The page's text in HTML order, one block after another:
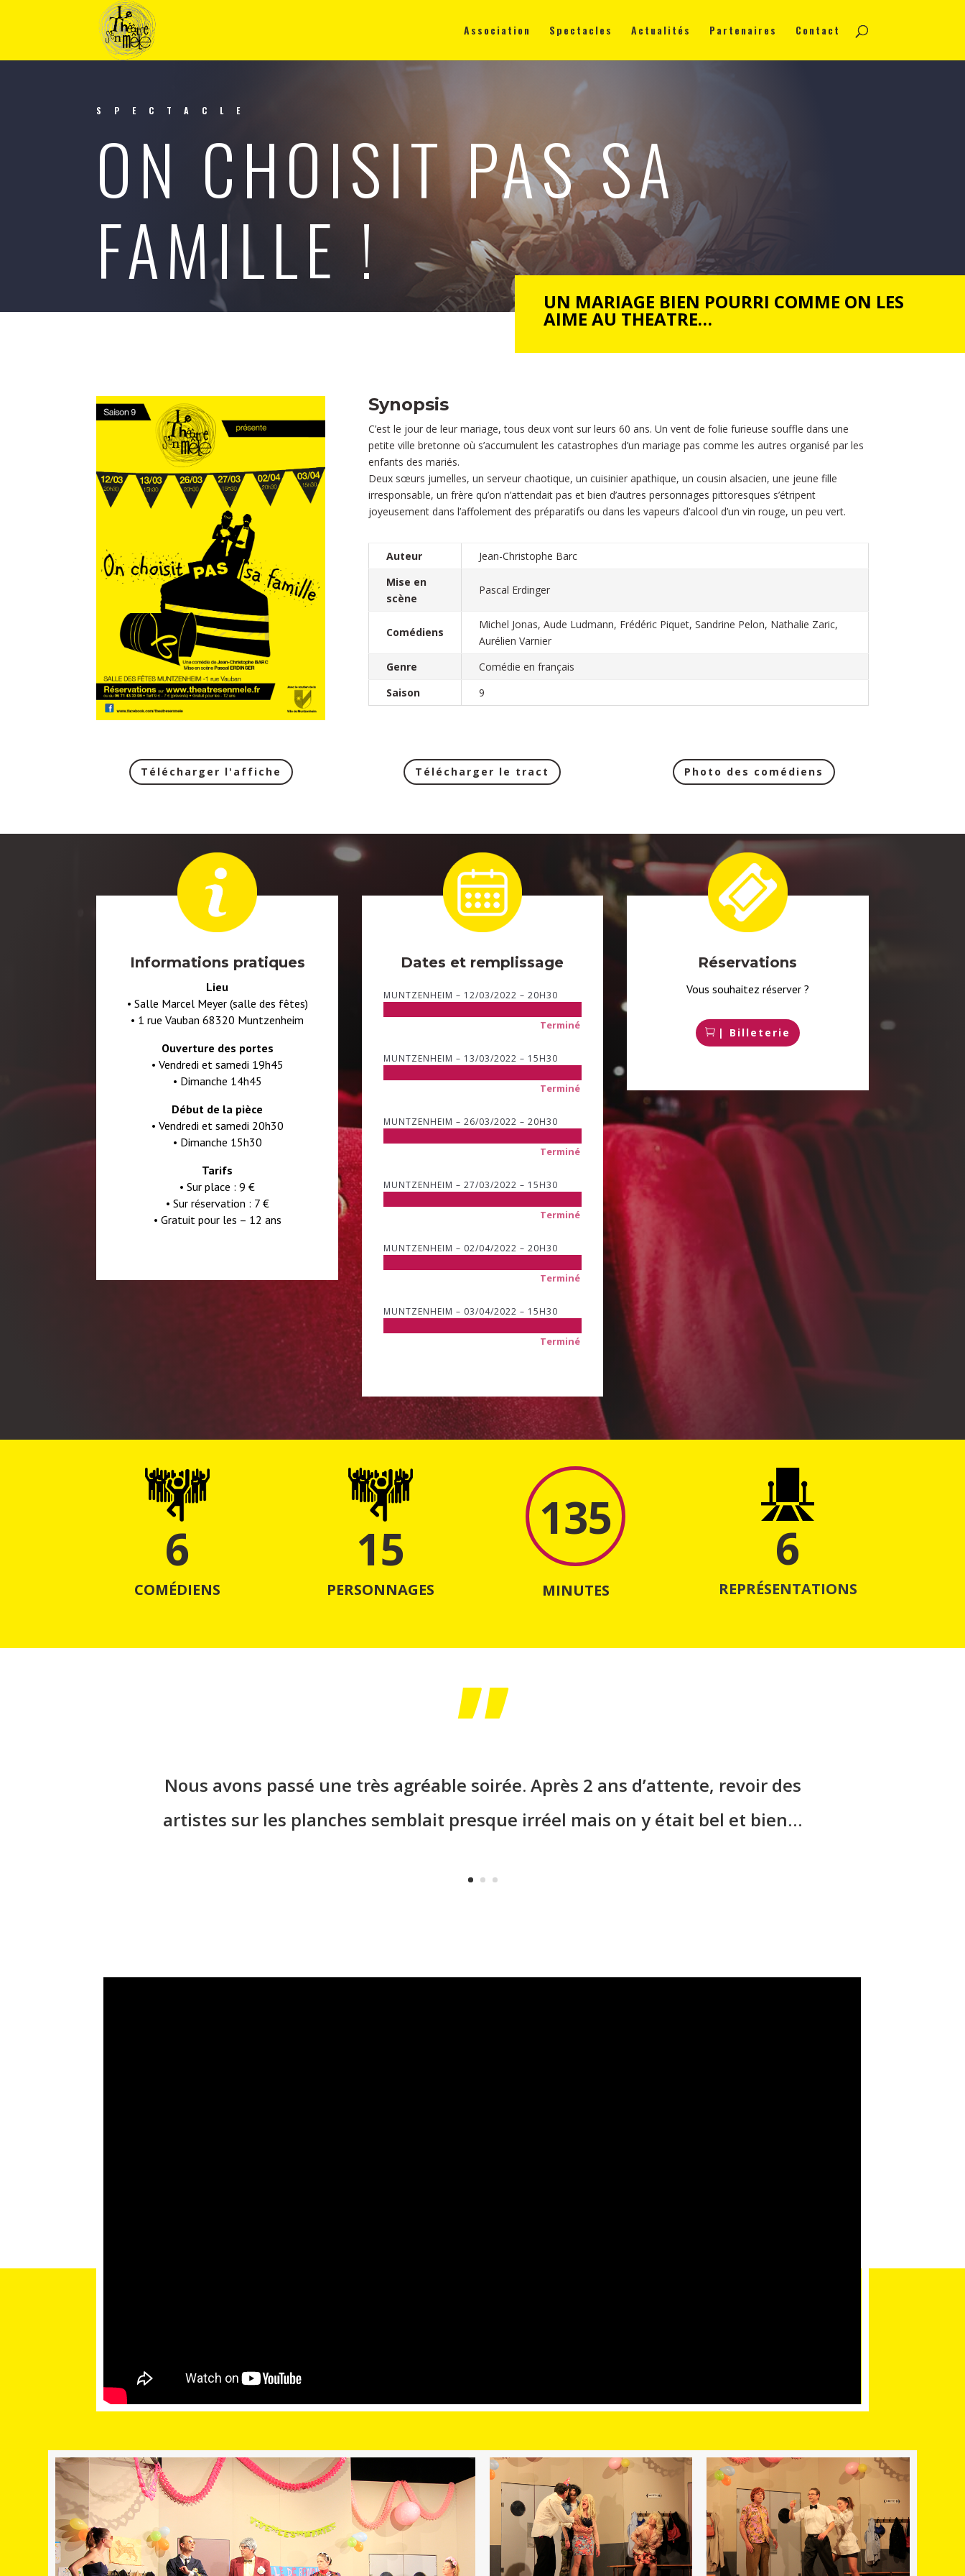
Association Spectacles Actualités Partenaires Contact
SPECTACLE
ON CHOISIT PAS SA
FAMILLE !
UN MARIAGE BIEN POURRI COMME ON LES
AIME AU THEATRE…
Synopsis
C’est le jour de leur mariage, tous deux vont sur leurs 60 ans. Un vent de folie furieuse souffle dans une
petite ville bretonne où s’accumulent les catastrophes d’un mariage pas comme les autres organisé par les
enfants des mariés.
Deux sœurs jumelles, un serveur chaotique, un cuisinier apathique, un cousin alsacien, une jeune fille
irresponsable, un frère qu’on n’attendait pas et bien d’autres personnages pittoresques s’étripent
joyeusement dans l’affolement des préparatifs ou dans les vapeurs d’alcool d’un vin rouge, un peu vert.
Auteur
Jean-Christophe Barc
Mise en
scène
Pascal Erdinger
Comédiens
Michel Jonas, Aude Ludmann, Frédéric Piquet, Sandrine Pelon, Nathalie Zaric,
Aurélien Varnier
Genre
Comédie en français
Saison
9
Télécharger l'affiche Télécharger le tract Photo des comédiens
Informations pratiques
Lieu
• Salle Marcel Meyer (salle des fêtes)
• 1 rue Vauban 68320 Muntzenheim
Ouverture des portes
• Vendredi et samedi 19h45
• Dimanche 14h45
Début de la pièce
• Vendredi et samedi 20h30
• Dimanche 15h30
Tarifs
• Sur place : 9 €
• Sur réservation : 7 €
• Gratuit pour les – 12 ans
Dates et remplissage
MUNTZENHEIM – 12/03/2022 – 20H30
Terminé
MUNTZENHEIM – 13/03/2022 – 15H30
Terminé
MUNTZENHEIM – 26/03/2022 – 20H30
Terminé
MUNTZENHEIM – 27/03/2022 – 15H30
Terminé
MUNTZENHEIM – 02/04/2022 – 20H30
Terminé
MUNTZENHEIM – 03/04/2022 – 15H30
Terminé
Réservations
Vous souhaitez réserver ?
| Billeterie
6
COMÉDIENS
15
PERSONNAGES
135
MINUTES
6
REPRÉSENTATIONS
”
Nous avons passé une très agréable soirée. Après 2 ans d’attente, revoir des
artistes sur les planches semblait presque irréel mais on y était bel et bien…
Hier soir nous avons passé un super moment en votre compagnie.Félicitations
aux acteurs pour leurs belles performances et merci aux bénévoles qui